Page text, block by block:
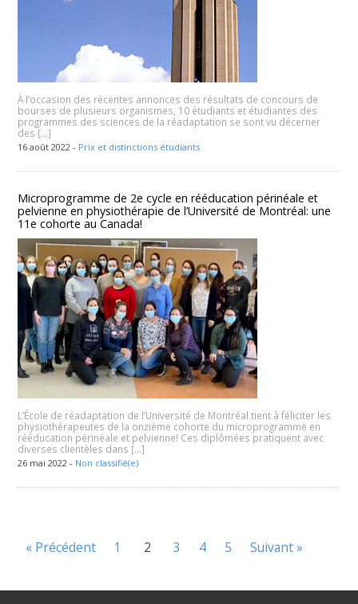
À l’occasion des récentes annonces des résultats de concours de
bourses de plusieurs organismes, 10 étudiants et étudiantes des
programmes des sciences de la réadaptation se sont vu décerner
des […]
16 août 2022 - Prix et distinctions étudiants
Microprogramme de 2e cycle en rééducation périnéale et
pelvienne en physiothérapie de l’Université de Montréal: une
11e cohorte au Canada!
L’École de réadaptation de l’Université de Montréal tient à féliciter les
physiothérapeutes de la onzième cohorte du microprogramme en
rééducation périnéale et pelvienne! Ces diplômées pratiquent avec
diverses clientèles dans […]
26 mai 2022 - Non classifié(e)
« Précédent 1 2 3 4 5 Suivant »